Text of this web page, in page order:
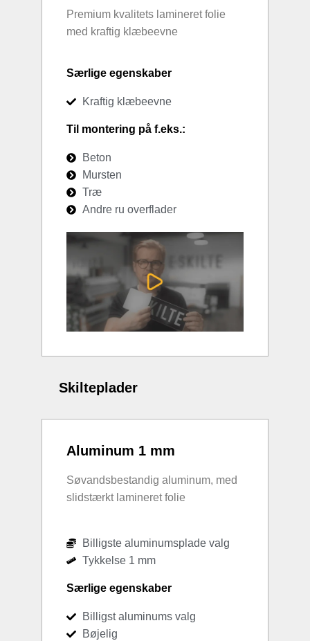
Premium kvalitets lamineret folie
med kraftig klæbeevne
Særlige egenskaber
Kraftig klæbeevne
Til montering på f.eks.:
Beton
Mursten
Træ
Andre ru overflader
Skilteplader
Aluminum 1 mm
Søvandsbestandig aluminum, med
slidstærkt lamineret folie
Billigste aluminumsplade valg
Tykkelse 1 mm
Særlige egenskaber
Billigst aluminums valg
Bøjelig